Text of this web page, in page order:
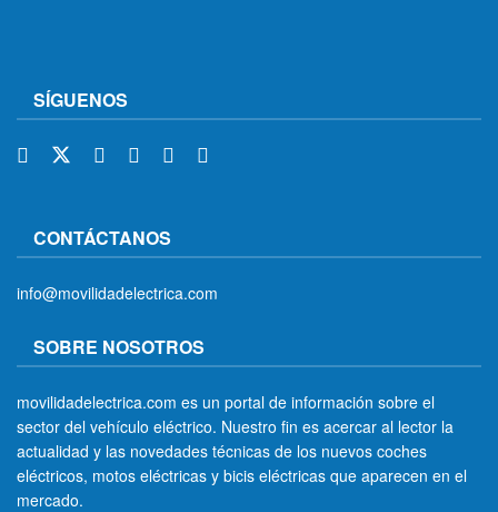
SÍGUENOS
CONTÁCTANOS
info@movilidadelectrica.com
SOBRE NOSOTROS
movilidadelectrica.com es un portal de información sobre el
sector del vehículo eléctrico. Nuestro fin es acercar al lector la
actualidad y las novedades técnicas de los nuevos coches
eléctricos, motos eléctricas y bicis eléctricas que aparecen en el
mercado.